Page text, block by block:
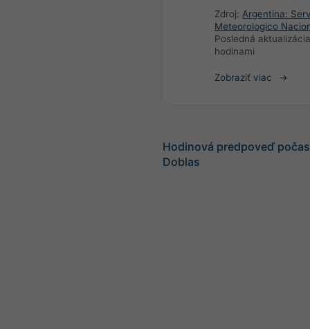
Zdroj: Argentina:
Meteorologico
Posledná
hodinami
Zobraziť viac
Hodinová predpoveď
Doblas